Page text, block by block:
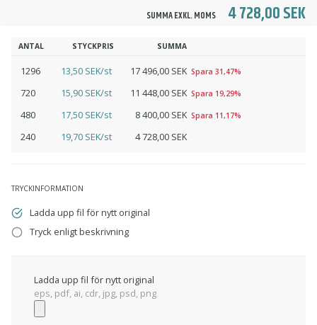
SUMMA EXKL. MOMS 4 728,00 SEK
ANTAL STYCKPRIS SUMMA
1296 13,50 SEK/st 17 496,00 SEK Spara 31,47%
720 15,90 SEK/st 11 448,00 SEK Spara 19,29%
480 17,50 SEK/st 8 400,00 SEK Spara 11,17%
240 19,70 SEK/st 4 728,00 SEK
TRYCKINFORMATION
Ladda upp fil för nytt original
Tryck enligt beskrivning
Ladda upp fil för nytt original
eps, pdf, ai, cdr, jpg, psd, png